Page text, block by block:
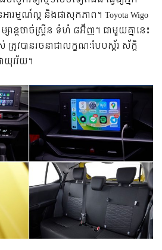
រម្មណ៍ល្អ និងផាសុកភាព។ Toyota Wigo
ាន្តថាច់ស្គ្រីន ទំហំ ៨អ៊ីញ។ ជាមួយគ្នានេះ
ស់ ត្រូវបានរចនាជាលក្ខណៈបែបស្ព័រ ស័ក្តិ
វវ័យ។